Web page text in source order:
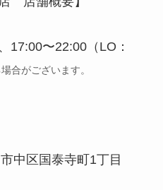
17:00〜22:00（LO：
合がございます。
中区国泰寺町1丁目